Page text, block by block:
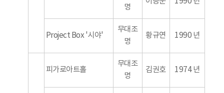
명
Project Box '시야'
무대조
명
황규연 1990 년
피가로아트홀
무대조
명
김권호 1974 년